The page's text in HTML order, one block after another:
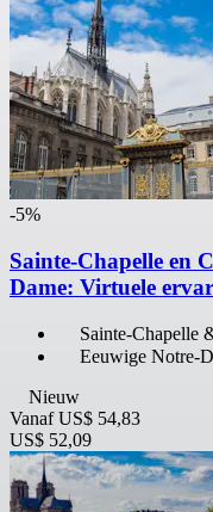
-5%
Sainte-Chapelle en
Dame: Virtuele
Sainte-Chapelle
Eeuwige Notre-
Nieuw
Vanaf US$ 54,83
US$ 52,09